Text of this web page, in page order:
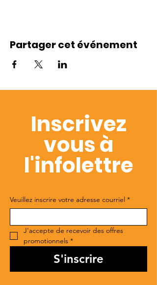
Partager cet événement
Inscrivez
vous à
l'infolettre
Veuillez inscrire votre adresse courriel *
J'accepte de recevoir des offres
promotionnels *
S'inscrire